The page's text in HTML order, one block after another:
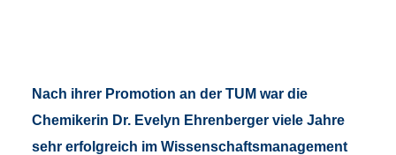
Nach ihrer Promotion an der TUM war die
Chemikerin Dr. Evelyn Ehrenberger viele Jahre
sehr erfolgreich im Wissenschaftsmanagement